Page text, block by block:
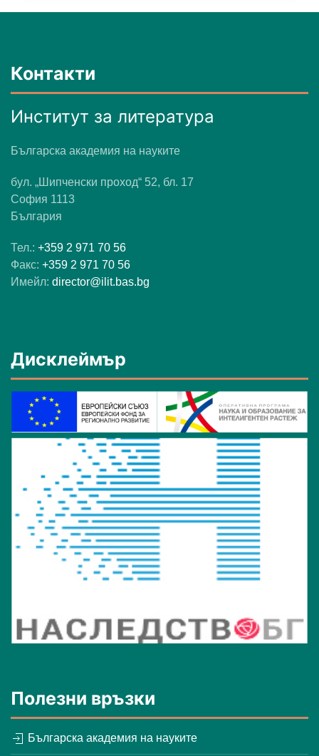
Контакти
Институт за литература
Българска академия на науките
бул. „Шипченски проход“ 52, бл. 17
София 1113
България
Тел.: +359 2 971 70 56
Факс: +359 2 971 70 56
Имейл: director@ilit.bas.bg
Дисклеймър
Полезни връзки
Българска академия на науките